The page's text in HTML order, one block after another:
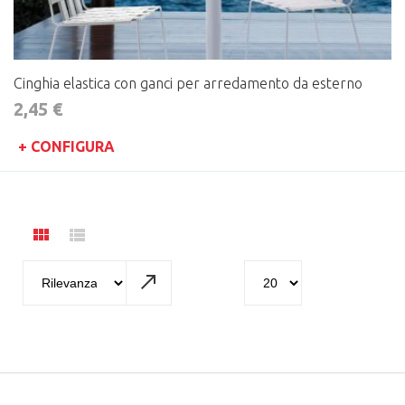
Cinghia elastica con ganci per arredamento da esterno
2,45 €
+ CONFIGURA